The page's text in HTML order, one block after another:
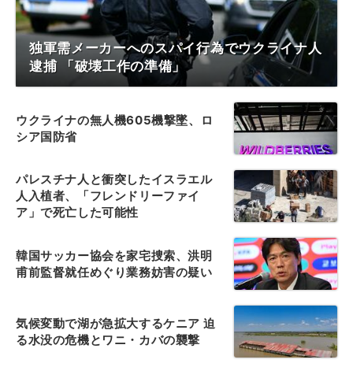
独軍需メーカーへのスパイ行為でウクライナ人
逮捕 「破壊工作の準備」
ウクライナの無人機605機撃墜、ロ
シア国防省
パレスチナ人と衝突したイスラエル
人入植者、「フレンドリーファイ
ア」で死亡した可能性
韓国サッカー協会を家宅捜索、洪明
甫前監督就任めぐり業務妨害の疑い
気候変動で湖が急拡大するケニア 迫
る水没の危機とワニ・カバの襲撃